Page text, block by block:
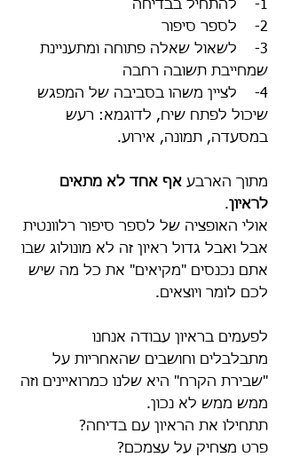
1-    להתחיל בבדיחה
2-    לספר סיפור
3-    לשאול שאלה פתוחה ומתעניינת
שמחייבת תשובה רחבה
4-    לציין משהו בסביבה של המפגש
שיכול לפתח שיח, לדוגמא: רעש
במסעדה, תמונה, אירוע.
מתוך הארבע אף אחד לא מתאים
לראיון.
אולי האופציה של לספר סיפור רלוונטית
אבל ואבל גדול ראיון זה לא מונולוג שבו
אתם נכנסים "מקיאים" את כל מה שיש
לכם לומר ויוצאים.
לפעמים בראיון עבודה אנחנו
מתבלבלים וחושבים שהאחריות על
"שבירת הקרח" היא שלנו כמרואיינים וזה
ממש ממש לא נכון.
תתחילו את הראיון עם בדיחה?
פרט מצחיק על עצמכם?